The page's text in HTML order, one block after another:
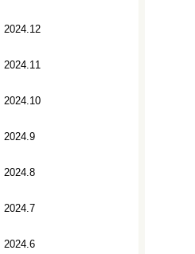
2024.12
2024.11
2024.10
2024.9
2024.8
2024.7
2024.6